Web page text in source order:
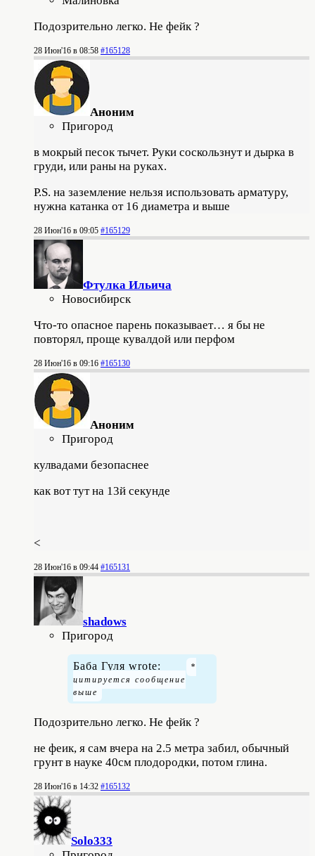
Подозрительно легко. Не фейк ?
28 Июн'16 в 08:58 #165128
Аноним
Пригород
в мокрый песок тычет. Руки соскользнут и дырка в
груди, или раны на руках.
P.S. на заземление нельзя использовать арматуру,
нужна катанка от 16 диаметра и выше
28 Июн'16 в 09:05 #165129
Фтулка Ильича
Новосибирск
Что-то опасное парень показывает… я бы не
повторял, проще кувалдой или перфом
28 Июн'16 в 09:16 #165130
Аноним
Пригород
кулвадами безопаснее
как вот тут на 13й секунде
<
28 Июн'16 в 09:44 #165131
shadows
Пригород
Баба Гуля wrote:
Подозрительно легко. Не фейк ?
не феик, я сам вчера на 2.5 метра забил, обычный
грунт в науке 40см плодородки, потом глина.
28 Июн'16 в 14:32 #165132
Solo333